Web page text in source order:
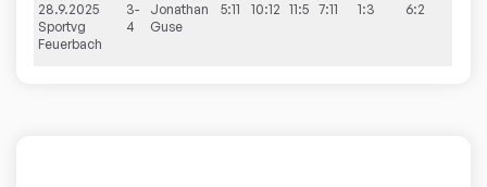
28.9.2025
Sportvg
Feuerbach
3-
4
Jonathan
Guse
5:11 10:12 11:5 7:11 1:3 6:2